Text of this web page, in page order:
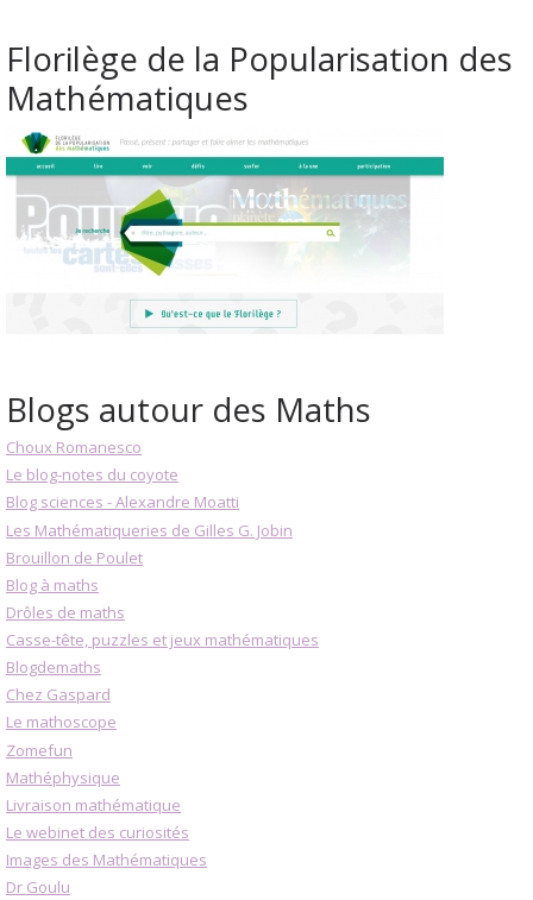
Florilège de la Popularisation des
Mathématiques
Blogs autour des Maths
Choux Romanesco
Le blog-notes du coyote
Blog sciences - Alexandre Moatti
Les Mathématiqueries de Gilles G. Jobin
Brouillon de Poulet
Blog à maths
Drôles de maths
Casse-tête, puzzles et jeux mathématiques
Blogdemaths
Chez Gaspard
Le mathoscope
Zomefun
Mathéphysique
Livraison mathématique
Le webinet des curiosités
Images des Mathématiques
Dr Goulu